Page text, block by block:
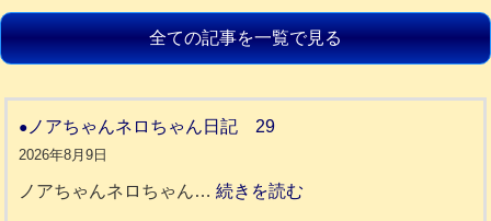
全ての記事を一覧で見る
ノアちゃんネロちゃん日記 29
2026年8月9日
ノアちゃんネロちゃん…続きを読む